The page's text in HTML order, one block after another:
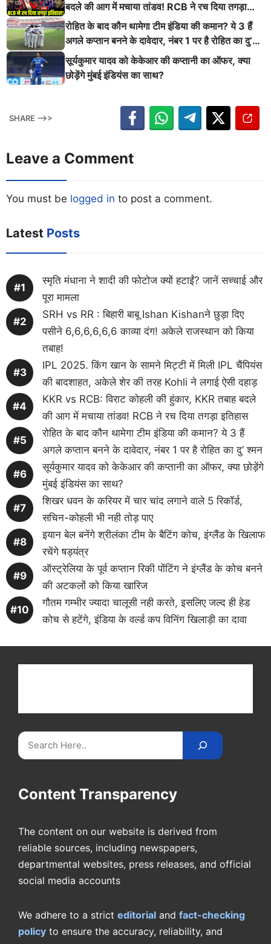
बदले की आग में मचाया तांडव! RCB ने रच दिया तगड़ा
इतिहास
रोहित के बाद कौन थामेगा टीम इंडिया की कमान? ये 3 हैं
अगले कप्तान बनने के दावेदार, नंबर 1 पर है रोहित का दु’
श्मन
सूर्यकुमार यादव को केकेआर की कप्तानी का ऑफर, क्या
छोड़ेंगे मुंबई इंडियंस का साथ?
SHARE -->>
Leave a Comment
You must be logged in to post a comment.
Latest Posts
स्मृति मंधाना ने शादी की फोटोज क्यों हटाईं? जानें सच्चाई और
पूरा मामला
SRH vs RR : बिहारी बाबू Ishan Kishanने छुड़ा दिए
पसीने 6,6,6,6,6,6 काव्या दंग! अकेले राजस्थान को किया
तबाह!
IPL 2025. किंग खान के सामने मिट्टी में मिली IPL चैंपियंस
की बादशाहत, अकेले शेर की तरह Kohli ने लगाई ऐसी दहाड़
KKR vs RCB: विराट कोहली की हुंकार, KKR तबाह बदले
की आग में मचाया तांडव! RCB ने रच दिया तगड़ा इतिहास
रोहित के बाद कौन थामेगा टीम इंडिया की कमान? ये 3 हैं
अगले कप्तान बनने के दावेदार, नंबर 1 पर है रोहित का दु’ श्मन
सूर्यकुमार यादव को केकेआर की कप्तानी का ऑफर, क्या छोड़ेंगे
मुंबई इंडियंस का साथ?
शिखर धवन के करियर में चार चांद लगाने वाले 5 रिकॉर्ड,
सचिन-कोहली भी नही तोड़ पाए
इयान बेल बनेंगे श्रीलंका टीम के बैटिंग कोच, इंग्लैंड के खिलाफ
रचेंगे षड्यंत्र
ऑस्ट्रेलिया के पूर्व कप्तान रिकी पोंटिंग ने इंग्लैंड के कोच बनने
की अटकलों को किया खारिज
गौतम गम्भीर ज्यादा चालूसी नही करते, इसलिए जल्द ही हेड
कोच से हटेंगे, इंडिया के वर्ल्ड कप विनिंग खिलाड़ी का दावा
Search
Content Transparency
The content on our website is derived from
reliable sources, including newspapers,
departmental websites, press releases, and official
social media accounts
We adhere to a strict editorial and fact-checking
policy to ensure the accuracy, reliability, and